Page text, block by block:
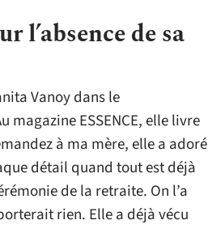
l’absence de sa
Vanoy dans le
magazine ESSENCE, elle livre
à ma mère, elle a adoré
détail quand tout est déjà
de la retraite. On l’a
rien. Elle a déjà vécu